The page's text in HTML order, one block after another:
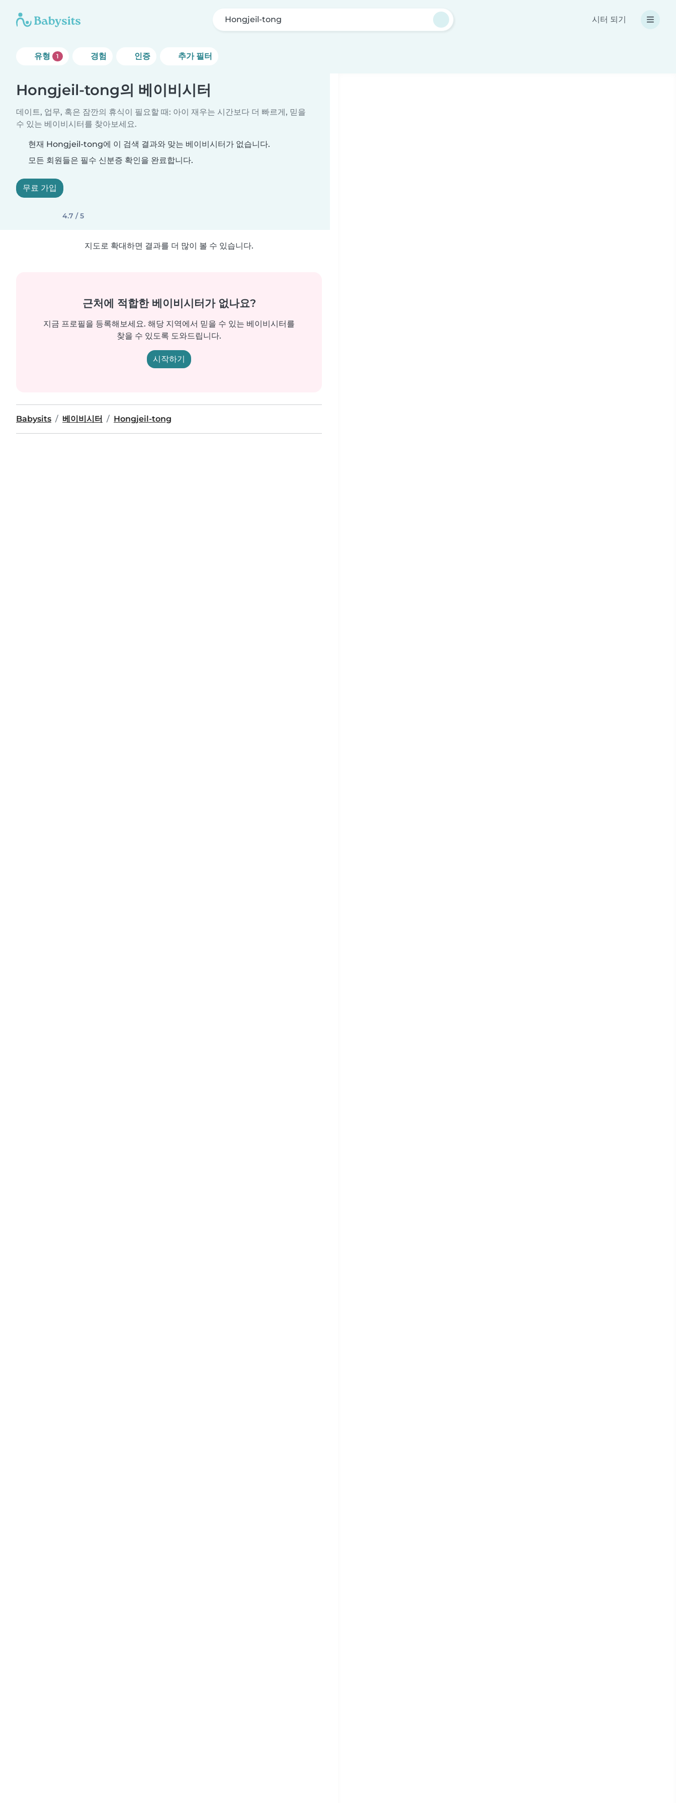
Hongjeil-tong 시터 되기
유형 1 경험 인증 추가 필터
Hongjeil-tong의 베이비시터
데이트, 업무, 혹은 잠깐의 휴식이 필요할 때: 아이 재우는 시간보다 더 빠르게, 믿을
수 있는 베이비시터를 찾아보세요.
현재 Hongjeil-tong에 이 검색 결과와 맞는 베이비시터가 없습니다.
모든 회원들은 필수 신분증 확인을 완료합니다.
무료 가입
4.7 / 5
지도로 확대하면 결과를 더 많이 볼 수 있습니다.
근처에 적합한 베이비시터가 없나요?
지금 프로필을 등록해보세요. 해당 지역에서 믿을 수 있는 베이비시터를
찾을 수 있도록 도와드립니다.
시작하기
Babysits 베이비시터 Hongjeil-tong